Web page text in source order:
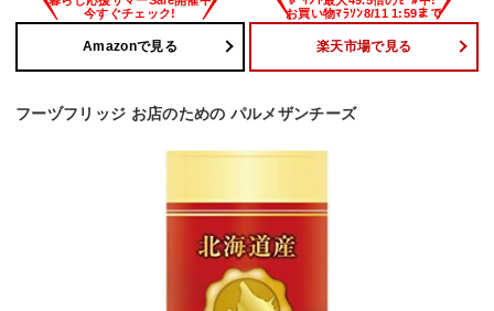
Amazonで見る 楽天市場で見る
フーヅフリッジ お店のための パルメザンチーズ